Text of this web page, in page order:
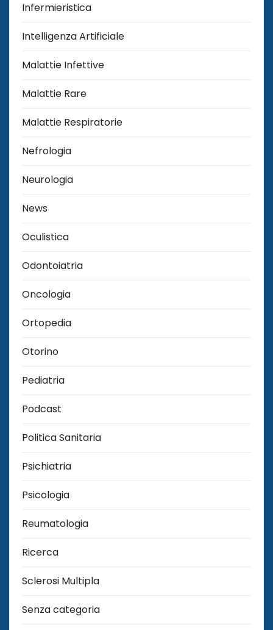
Infermieristica
Intelligenza Artificiale
Malattie Infettive
Malattie Rare
Malattie Respiratorie
Nefrologia
Neurologia
News
Oculistica
Odontoiatria
Oncologia
Ortopedia
Otorino
Pediatria
Podcast
Politica Sanitaria
Psichiatria
Psicologia
Reumatologia
Ricerca
Sclerosi Multipla
Senza categoria